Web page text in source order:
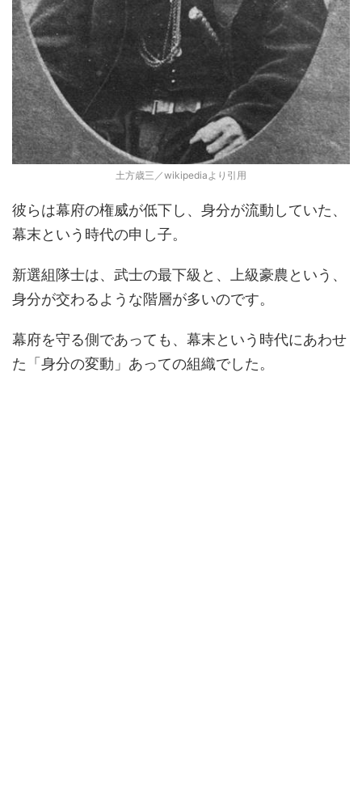
土方歳三／wikipediaより引用
彼らは幕府の権威が低下し、身分が流動していた、
幕末という時代の申し子。
新選組隊士は、武士の最下級と、上級豪農という、
身分が交わるような階層が多いのです。
幕府を守る側であっても、幕末という時代にあわせ
た「身分の変動」あっての組織でした。